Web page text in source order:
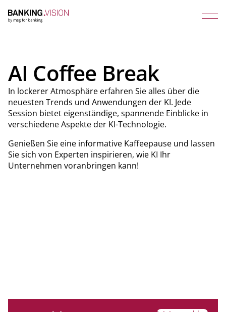
AI Coffee Break
In lockerer Atmosphäre erfahren Sie alles über die
neuesten Trends und Anwendungen der KI. Jede
Session bietet eigenständige, spannende Einblicke in
verschiedene Aspekte der KI-Technologie.
Genießen Sie eine informative Kaffeepause und lassen
Sie sich von Experten inspirieren, wie KI Ihr
Unternehmen voranbringen kann!